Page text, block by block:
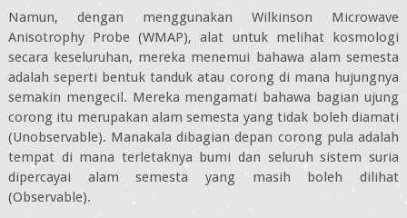
Namun, dengan menggunakan Wilkinson Microwave
Anisotrophy Probe (WMAP), alat untuk melihat kosmologi
secara keseluruhan, mereka menemui bahawa alam semesta
adalah seperti bentuk tanduk atau corong di mana hujungnya
semakin mengecil. Mereka mengamati bahawa bagian ujung
corong itu merupakan alam semesta yang tidak boleh diamati
(Unobservable). Manakala dibagian depan corong pula adalah
tempat di mana terletaknya bumi dan seluruh sistem suria
dipercayai alam semesta yang masih boleh dilihat
(Observable).